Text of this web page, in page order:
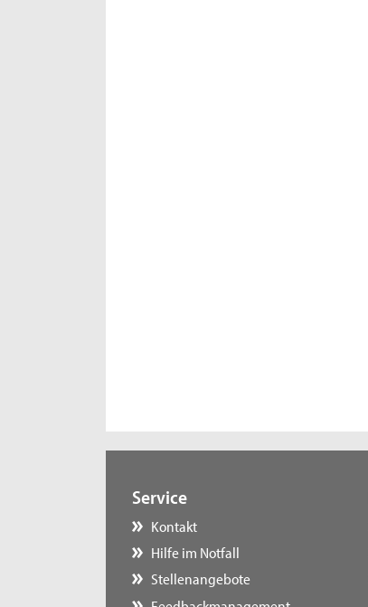
Service
Kontakt
Hilfe im Notfall
Stellenangebote